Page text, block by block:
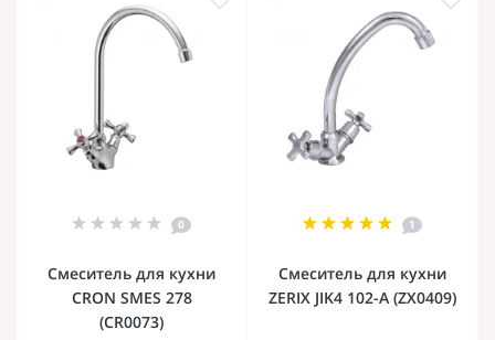
0
Смеситель для кухни
CRON SMES 278
(CR0073)
1
Смеситель для кухни
ZERIX JIK4 102-A (ZX0409)